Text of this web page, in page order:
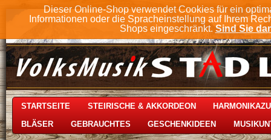
Dieser Online-Shop verwendet Cookies für ein
Informationen oder die Spracheinstellung auf Ihrem
Shops eingeschränkt. Sind Sie
STARTSEITE STEIRISCHE & AKKORDEON
BLÄSER GEBRAUCHTES GESCHENKIDEEN